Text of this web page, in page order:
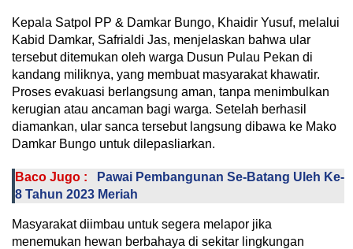
Kepala Satpol PP & Damkar Bungo, Khaidir Yusuf, melalui
Kabid Damkar, Safrialdi Jas, menjelaskan bahwa ular
tersebut ditemukan oleh warga Dusun Pulau Pekan di
kandang miliknya, yang membuat masyarakat khawatir.
Proses evakuasi berlangsung aman, tanpa menimbulkan
kerugian atau ancaman bagi warga. Setelah berhasil
diamankan, ular sanca tersebut langsung dibawa ke Mako
Damkar Bungo untuk dilepasliarkan.
Baco Jugo :
Pawai Pembangunan Se-Batang Uleh Ke-
8 Tahun 2023 Meriah
Masyarakat diimbau untuk segera melapor jika
menemukan hewan berbahaya di sekitar lingkungan